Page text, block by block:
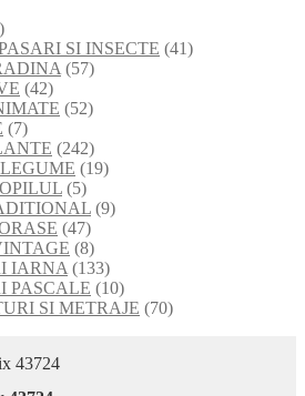
961
SI INSECTE 4141
5757
produse
4242
de
5252
produse
77
produse242242
de
1919
55
produse
99
4747
de
produse
88
produse
IARNA 133133
de
produse
PASCALE 1010
produse
SI METRAJE 7070